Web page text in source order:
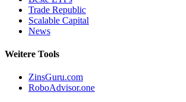
Trade Republic
Scalable Capital
News
Weitere Tools
ZinsGuru.com
RoboAdvisor.one